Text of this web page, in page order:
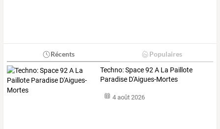
Récents Populaires
Techno: Space 92 A La Paillote
Paradise D'Aigues-Mortes
4 août 2026